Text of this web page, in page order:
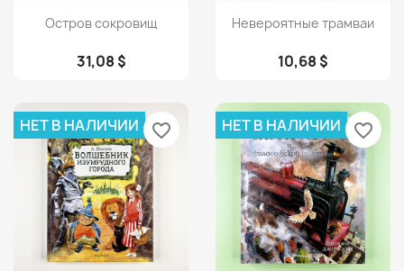
Просмотр
Остров сокровищ
31,08 $
Просмотр
Невероятные трамваи
10,68 $
НЕТ В НАЛИЧИИ favorite_border НЕТ В НАЛИЧИИ favorite_border